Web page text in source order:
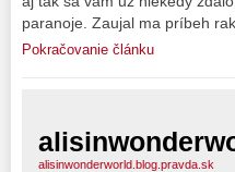
paranoje. Zaujal ma príbeh
Pokračovanie článku
alisinwonderworld.blog.pravda.sk